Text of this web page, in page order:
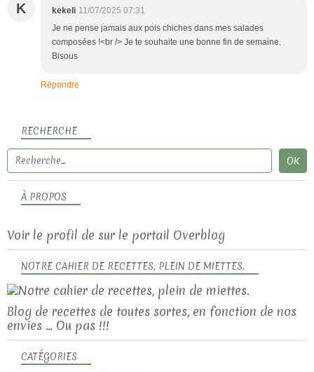
K kekeli 11/07/2025 07:31
Je ne pense jamais aux pois chiches dans mes salades
composées !<br /> Je te souhaite une bonne fin de semaine.
Bisous
Répondre
RECHERCHE
NOTRE CAHIER DE RECETTES, PLEIN DE MIETTES.
Blog de recettes de toutes sortes, en fonction de nos
envies ... Ou pas !!!
À PROPOS
Voir le profil de sur le portail Overblog
CATÉGORIES